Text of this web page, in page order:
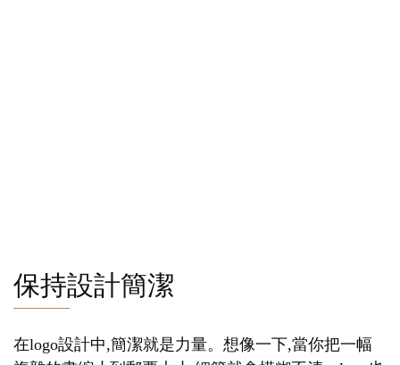
保持設計簡潔
在logo設計中,簡潔就是力量。想像一下,當你把一幅